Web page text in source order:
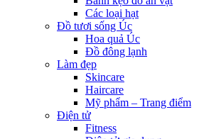
Các loại hạt
Đồ tươi sống Úc
Hoa quả Úc
Đồ đông lạnh
Làm đẹp
Skincare
Haircare
Mỹ phẩm – Trang điểm
Điện tử
Fitness